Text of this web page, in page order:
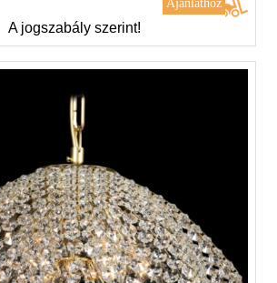
A jogszabály szerint!